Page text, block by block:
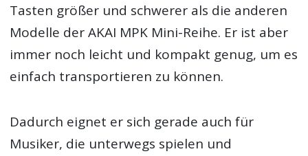
Tasten größer und schwerer als die anderen
Modelle der AKAI MPK Mini-Reihe. Er ist aber
immer noch leicht und kompakt genug, um es
einfach transportieren zu können.
Dadurch eignet er sich gerade auch für
Musiker, die unterwegs spielen und